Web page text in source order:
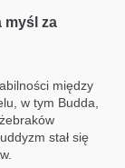
myśl za
między
w tym Budda,
stał się